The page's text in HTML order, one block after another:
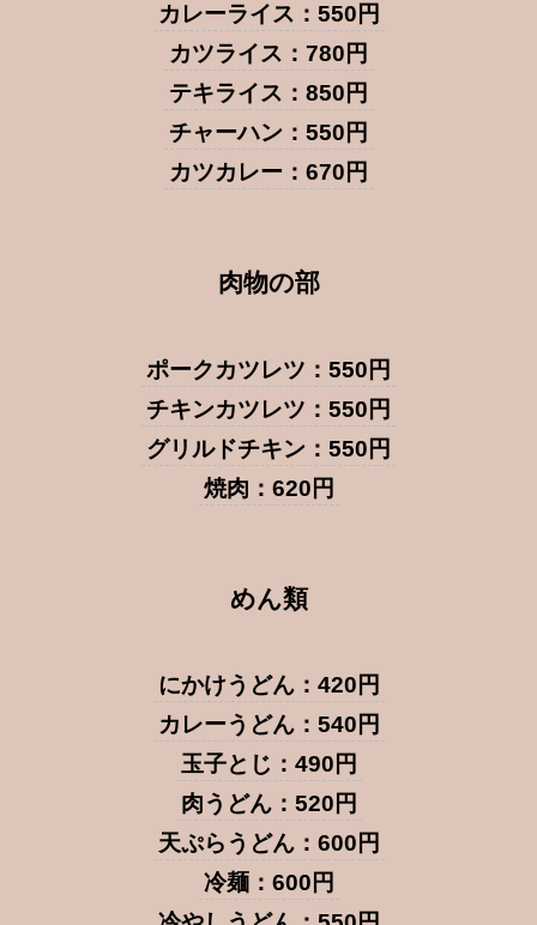
カレーライス：550円
カツライス：780円
テキライス：850円
チャーハン：550円
カツカレー：670円
肉物の部
ポークカツレツ：550円
チキンカツレツ：550円
グリルドチキン：550円
焼肉：620円
めん類
にかけうどん：420円
カレーうどん：540円
玉子とじ：490円
肉うどん：520円
天ぷらうどん：600円
冷麺：600円